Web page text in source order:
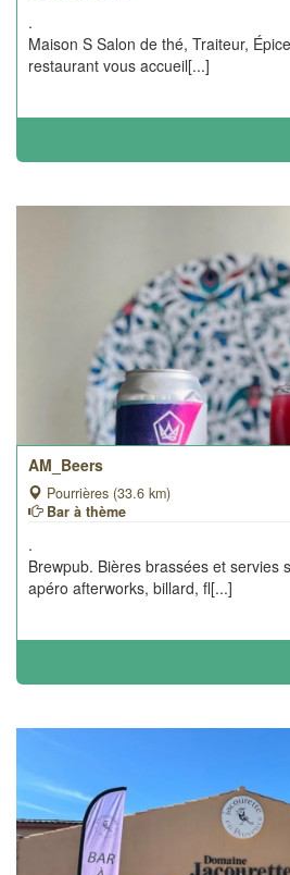
.
Maison S Salon de thé, Traiteur,
restaurant vous accueil[...]
AM_Beers
Pourrières (33.6 km)
Bar à thème
.
Brewpub. Bières brassées et servies
apéro afterworks, billard, fl[...]